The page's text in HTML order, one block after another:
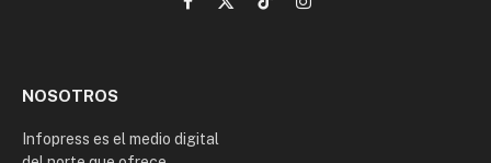
Facebook
X
TikTokInstagram
NOSOTROS
Infopress es el medio digital